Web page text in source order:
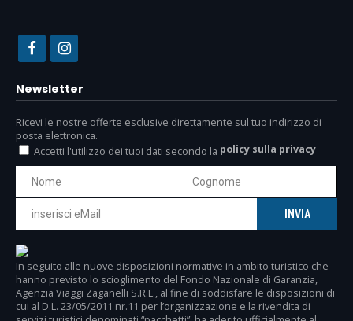
Newsletter
Ricevi le nostre offerte esclusive direttamente sul tuo indirizzo di
posta elettronica.
Accetti l'utilizzo dei tuoi dati secondo la policy sulla privacy
In seguito alle nuove disposizioni normative in ambito turistico che
hanno previsto lo scioglimento del Fondo Nazionale di Garanzia,
Agenzia Viaggi Zaganelli S.R.L., al fine di soddisfare le disposizioni di
cui al D.L. 23/05/2011 nr.11 per l’organizzazione e la rivendita di